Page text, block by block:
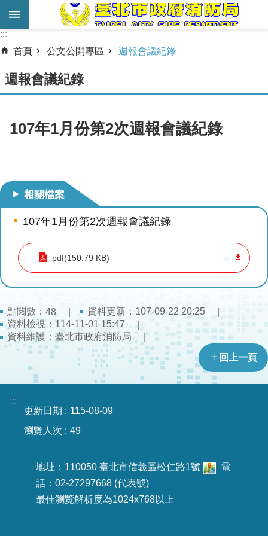
跳到主要內容區塊
進
搜
尋
業
務
機
關
簡
宣
教
育
下
載
力
園
:::
:::
首頁
公文公開專區 週報會議紀錄
週報會議紀錄
107年1月份第2次週報會議紀錄
相關檔案
107年1月份第2次週報會議紀錄
pdf(150.79 KB)
點閱數： 48
資料更新：107-09-22 20:25
資料檢視：114-11-01 15:47
資料維護：臺北市政府消防局
回上一頁
:::
更新日期
115-08-09
瀏覽人次
49
地址：110050 臺北市信義區松仁路1號
電
話：02-27297668 (代表號)
最佳瀏覽解析度為1024x768以上